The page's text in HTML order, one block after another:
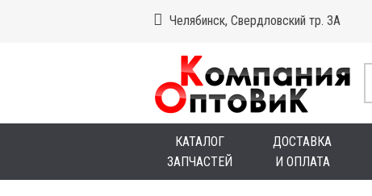
Челябинск, Свердловский тр. 3А
КАТАЛОГ
ЗАПЧАСТЕЙ
ДОСТАВКА
И ОПЛАТА